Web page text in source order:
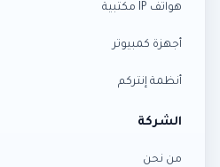
هواتف IP مكتبية
أجهزة كمبيوتر
أنظمة إنتركم
الشركة
من نحن